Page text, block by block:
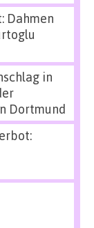
Dahmen
in
Dortmund